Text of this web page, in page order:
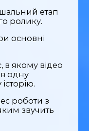
етап
ролику.
основні
в якому відео
одну
роботи з
звучить